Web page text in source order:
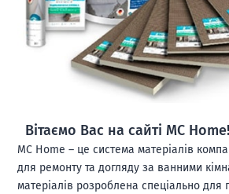
Вітаємо Вас на сайті MC Home!
MC Home – це система матеріалів
для ремонту та догляду за ванними
матеріалів розроблена спеціально для